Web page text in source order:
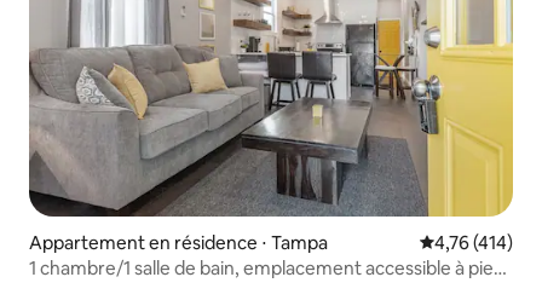
Appartement en résidence ⋅ Tampa Évaluation
4,76 (414)
1 chambre/1 salle de bain, emplacement accessible à pied